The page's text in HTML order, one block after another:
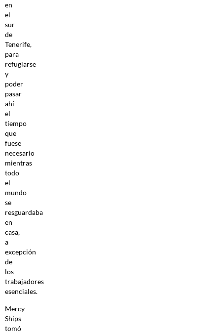
en
el
sur
de
Tenerife,
para
refugiarse
y
poder
pasar
ahí
el
tiempo
que
fuese
necesario
mientras
todo
el
mundo
se
resguardaba
en
casa,
a
excepción
de
los
trabajadores
esenciales.
Mercy
Ships
tomó